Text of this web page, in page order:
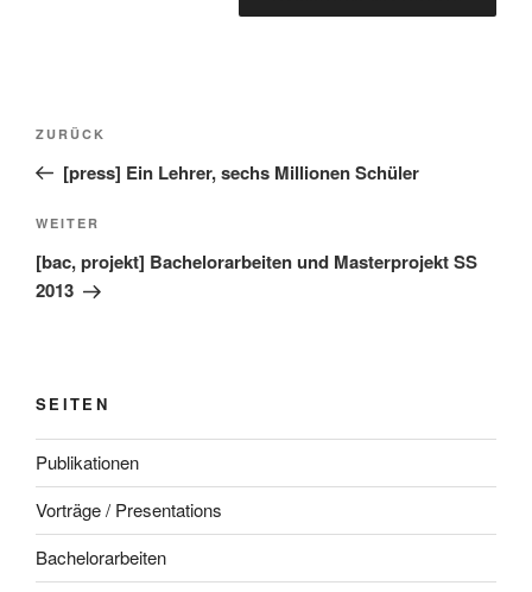
Beitragsnavigation
Vorheriger
Beitrag
ZURÜCK
[press] Ein Lehrer, sechs Millionen Schüler
Nächster
Beitrag
WEITER
[bac, projekt] Bachelorarbeiten und Masterprojekt SS
2013
SEITEN
Publikationen
Vorträge / Presentations
Bachelorarbeiten